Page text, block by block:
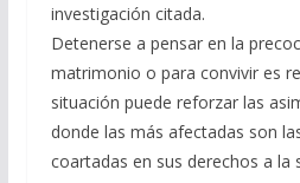
investigación citada.
Detenerse a pensar en la
matrimonio o para convivir es
situación puede reforzar las
donde las más afectadas son
coartadas en sus derechos a la